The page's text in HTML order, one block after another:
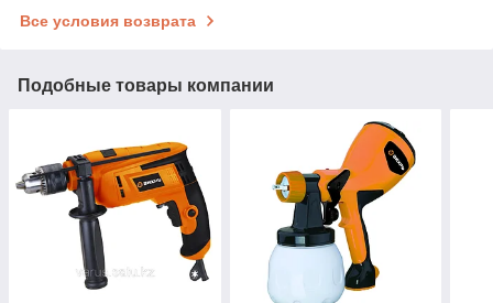
Все условия возврата
Подобные товары компании